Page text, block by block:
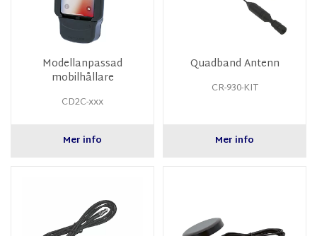
Modellanpassad
mobilhållare
CD2C-xxx
Mer info
Quadband Antenn
CR-930-KIT
Mer info